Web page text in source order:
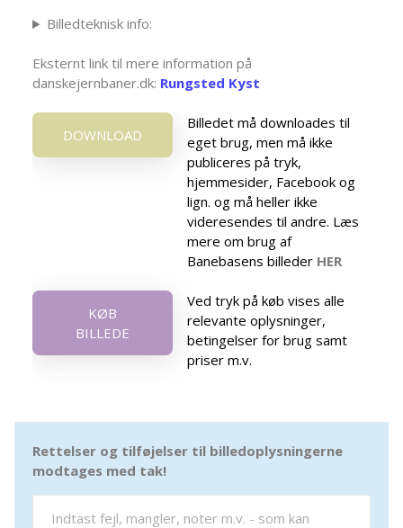
Billedteknisk info:
Eksternt link til mere information på
danskejernbaner.dk: Rungsted Kyst
DOWNLOAD
Billedet må downloades til
eget brug, men må ikke
publiceres på tryk,
hjemmesider, Facebook og
lign. og må heller ikke
videresendes til andre. Læs
mere om brug af
Banebasens billeder HER
KØB
BILLEDE
Ved tryk på køb vises alle
relevante oplysninger,
betingelser for brug samt
priser m.v.
Rettelser og tilføjelser til billedoplysningerne
modtages med tak!